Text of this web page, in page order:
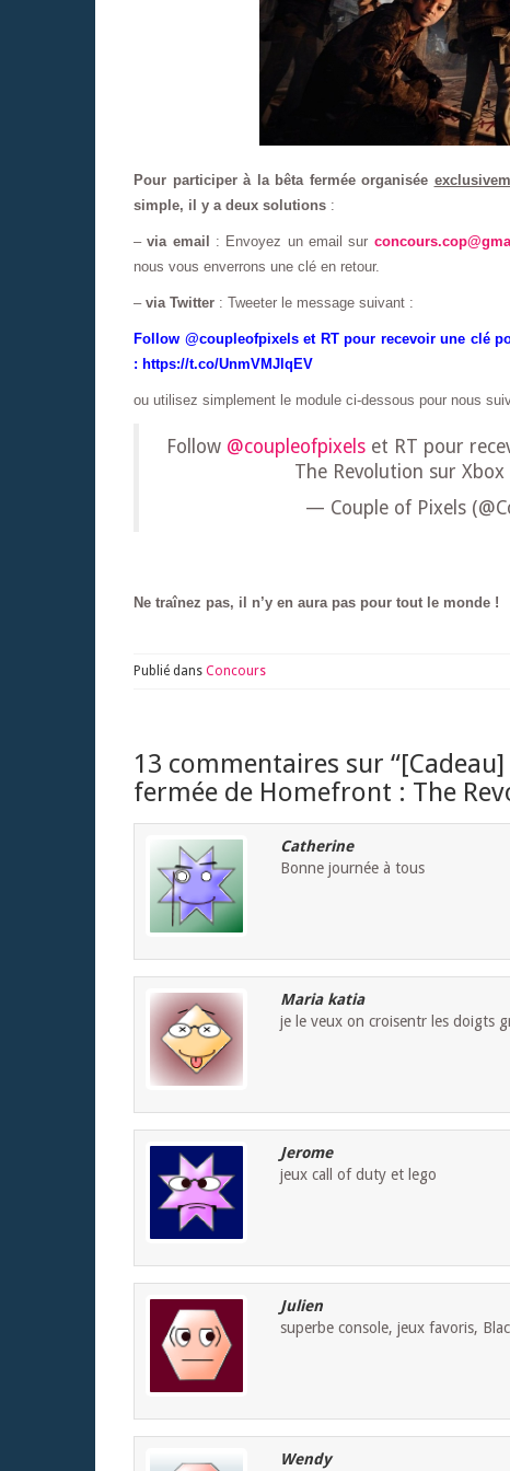
Pour participer à la bêta fermée organisée
simple, il y a deux solutions :
–via email : Envoyez un email sur
nous vous enverrons une clé en retour.
– via Twitter : Tweeter le message suivant :
Follow @coupleofpixels et RT pour recevoir une clé
: https://t.co/UnmVMJlqEV
ou utilisez simplement le module ci-dessous pour nous
Follow @coupleofpixels et RT pour
The Revolution sur Xbox
— Couple of Pixels
Ne traînez pas, il n’y en aura pas pour tout le monde !
Publié dans Concours
13 commentaires sur “
fermée de Homefront : The
Catherine
Bonne journée à tous
Maria katia
je le veux on croisentr les doigts
Jerome
jeux call of duty et lego
Julien
superbe console, jeux favoris,
Wendy